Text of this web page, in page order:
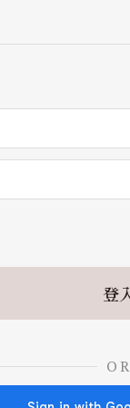
OR